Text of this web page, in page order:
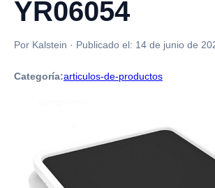
YR06054
Por Kalstein · Publicado el: 14 de junio de
Categoría:articulos-de-productos